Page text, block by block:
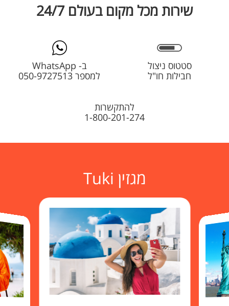
שירות מכל מקום בעולם 24/7
סטטוס ניצול
חבילות חו"ל
ב- WhatsApp
למספר 050-9727513
להתקשרות
1-800-201-274
מגזין Tuki